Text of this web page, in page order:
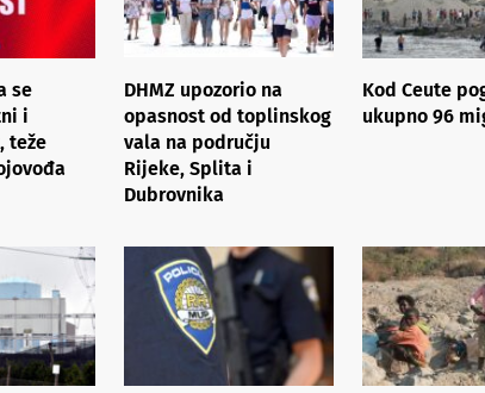
se
i
teže
DHMZ upozorio na
opasnost od toplinskog
vala na području
Rijeke, Splita i
Dubrovnika
Kod Ceute
ukupno 96